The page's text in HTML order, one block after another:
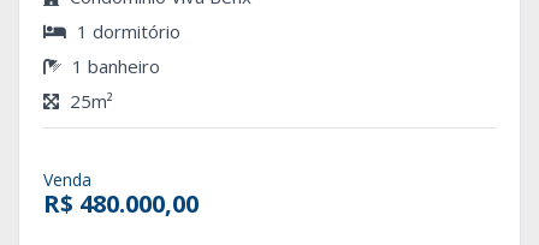
1 dormitório
1 banheiro
25m²
Venda
R$ 480.000,00